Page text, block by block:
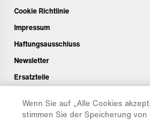
Cookie Richtlinie
Impressum
Haftungsausschluss
Newsletter
Ersatzteile
CO₂-Rechner
Wenn Sie auf „Alle Cookies
stimmen Sie der Speicherung